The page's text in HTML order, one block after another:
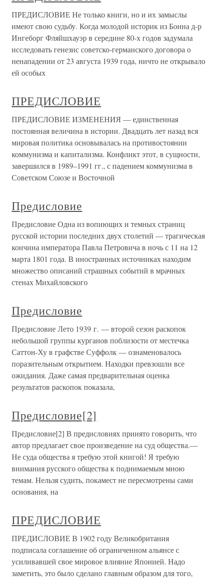
ПРЕДИСЛОВИЕ Не только книги, но и их замыслы
имеют свою судьбу. Когда моло­дой историк из Бонна д-р
Ингеборг Фляйшхауэр в середине 80-х годов задумала
исследовать генезис советско-германского договора о
ненапа­дении от 23 августа 1939 года, ничто не открывало
ей особых
ПРЕДИСЛОВИЕ
ПРЕДИСЛОВИЕ ИЗМЕНЕНИЯ — единственная
постоянная величина в истории. Двадцать лет назад вся
мировая политика основывалась на противостоянии
коммунизма и капитализма. Конфликт этот, в сущности,
завершился в 1989–1991 гг., с падением коммунизма в
Советском Союзе и Восточной
Предисловие
Предисловие Одна из вопиющих и темных страниц
русской истории последних двух столетий — трагическая
кончина императора Павла Петровича в ночь с 11 на 12
марта 1801 года. В иностранных источниках находим
множество описаний страшных событий в мрачных
стенах Михайловского
Предисловие
Предисловие Лето 1939 г. — второй сезон раскопок
небольшой группы курганов поблизости от местечка
Саттон-Ху в графстве Суффолк — ознаменовалось
поразительным открытием. Находки превзошли все
ожидания. Даже самая предварительная оценка
результатов раскопок показала,
Предисловие[2]
Предисловие[2] В предисловиях принято говорить, что
автор предлагает свое произведение на суд общества.—
Не суда общества я требую этой книгой! Я требую
внимания русского общества к поднимаемым мною
темам. Нельзя судить, покамест не пересмотрены сами
основания, на
ПРЕДИСЛОВИЕ
ПРЕДИСЛОВИЕ В 1902 году Великобритания
подписала соглашение об ограниченном альянсе с
усиливавшей свое мировое влияние Японией. Надо
заметить, это было сделано главным образом для того,